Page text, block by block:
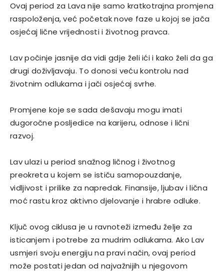
Ovaj period za Lava nije samo kratkotrajna promjena
raspoloženja, već početak nove faze u kojoj se jača
osjećaj lične vrijednosti i životnog pravca.
Lav počinje jasnije da vidi gdje želi ići i kako želi da ga
drugi doživljavaju. To donosi veću kontrolu nad
životnim odlukama i jači osjećaj svrhe.
Promjene koje se sada dešavaju mogu imati
dugoročne posljedice na karijeru, odnose i lični
razvoj.
Lav ulazi u period snažnog ličnog i životnog
preokreta u kojem se ističu samopouzdanje,
vidljivost i prilike za napredak. Finansije, ljubav i lična
moć rastu kroz aktivno djelovanje i hrabre odluke.
Ključ ovog ciklusa je u ravnoteži između želje za
isticanjem i potrebe za mudrim odlukama. Ako Lav
usmjeri svoju energiju na pravi način, ovaj period
može postati jedan od najvažnijih u njegovom